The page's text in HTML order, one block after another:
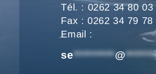
Tél. : 0262 34 80 03
Fax : 0262 34 79 78
Email :
se*********@